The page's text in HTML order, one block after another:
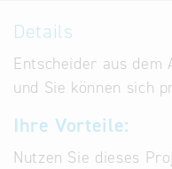
Details
Entscheider aus dem
und Sie können sich
Ihre Vorteile:
Nutzen Sie dieses